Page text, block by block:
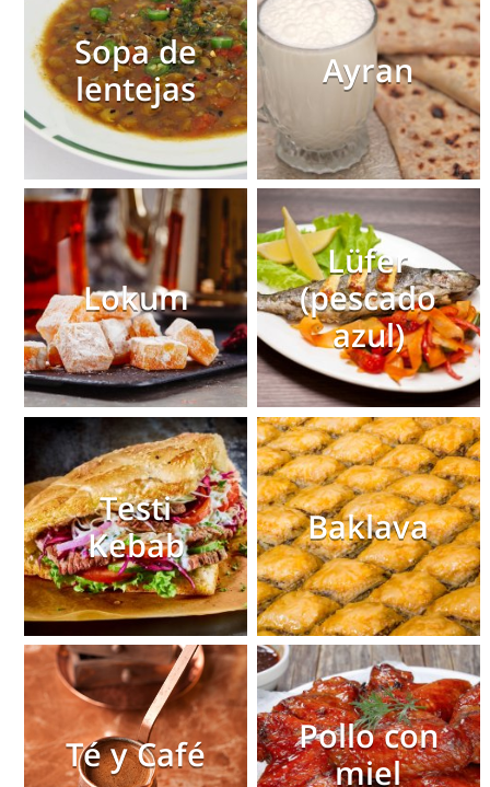
Sopa de
lentejas
Ayran
Lokum
Lüfer
(pescado
azul)
Testi
Kebab
Baklava
Té y Café
Pollo con
miel